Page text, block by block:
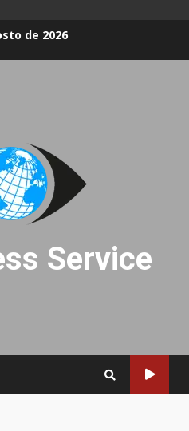
de 2026
Service